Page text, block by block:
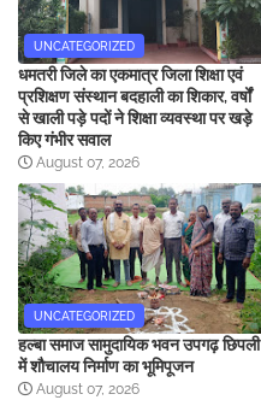
UNCATEGORIZED
धमतरी जिले का एकमात्र जिला शिक्षा एवं
प्रशिक्षण संस्थान बदहाली का शिकार, वर्षों
से खाली पड़े पदों ने शिक्षा व्यवस्था पर खड़े
किए गंभीर सवाल
August 07, 2026
UNCATEGORIZED
हल्बा समाज सामुदायिक भवन उपगढ़ छिपली
में शौचालय निर्माण का भूमिपूजन
August 07, 2026